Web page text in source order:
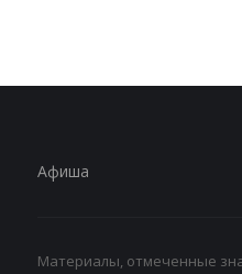
Афиша
Материалы, отмеченные